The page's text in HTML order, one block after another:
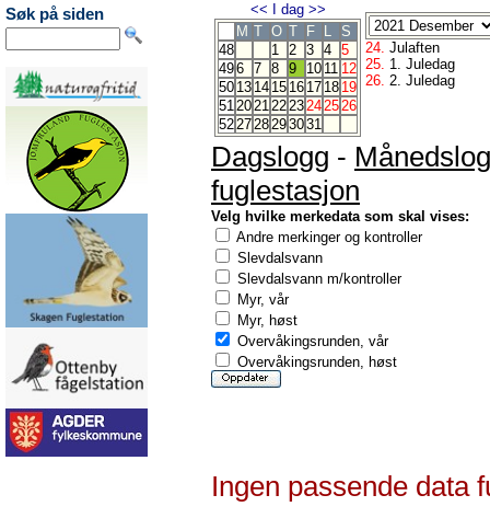
Søk på siden << I dag >>
M T O T F L
S
48
1 2 3 4 5
496 7 8 9 10 11 12
50 13 14 15 16 17 18 19
5120212223242526
522728293031
24. Julaften
25. 1. Juledag
26. 2. Juledag
Dagslogg -
fuglestasjon
Velg hvilke merkedata som skal vises:
Andre merkinger og kontroller
Slevdalsvann
Slevdalsvann m/kontroller
Myr, vår
Myr, høst
Overvåkingsrunden, vår
Overvåkingsrunden, høst
Ingen passende data